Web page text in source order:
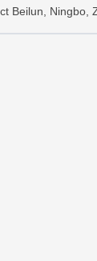
Beilun, Ningbo,